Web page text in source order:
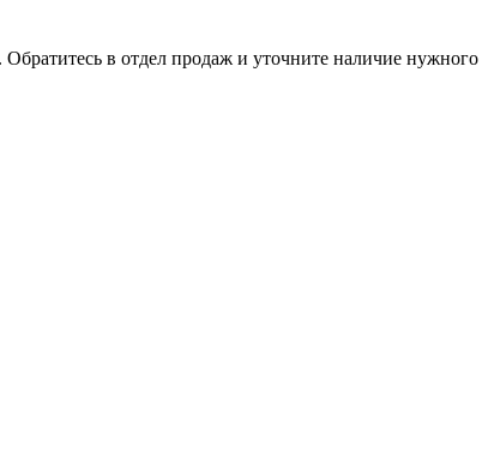
в отдел продаж и уточните наличие нужного